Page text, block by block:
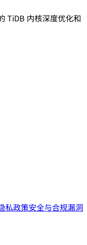
TiDB 内核深度优化和
私政策安全与合规漏洞